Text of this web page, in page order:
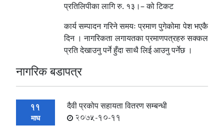
प्रतिलिपीका लागि रु. १३।– को टिकट
कार्य सम्पादन गरिने समयः प्रमाण पुगेकोमा पेश भएकै
दिन । नागरिकता लगायतका प्रमाणपत्रहरु सक्कल
प्रति देखाउनु पर्ने हुँदा साथै लिई आउनु पर्नेछ ।
नागरिक बडापत्र
11
माघ
दैवी प्रकोप सहायता वितरण सम्बन्धी
2075-10-11